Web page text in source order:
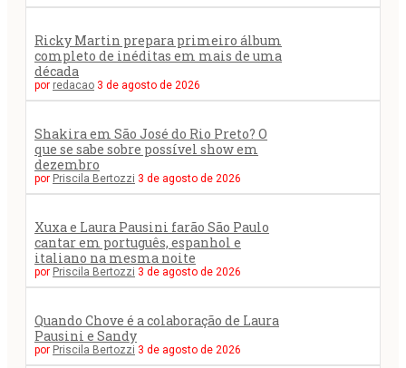
Ricky Martin prepara primeiro álbum
completo de inéditas em mais de uma
década
por redacao 3 de agosto de 2026
Shakira em São José do Rio Preto? O
que se sabe sobre possível show em
dezembro
por Priscila Bertozzi 3 de agosto de 2026
Xuxa e Laura Pausini farão São Paulo
cantar em português, espanhol e
italiano na mesma noite
por Priscila Bertozzi 3 de agosto de 2026
Quando Chove é a colaboração de Laura
Pausini e Sandy
por Priscila Bertozzi 3 de agosto de 2026